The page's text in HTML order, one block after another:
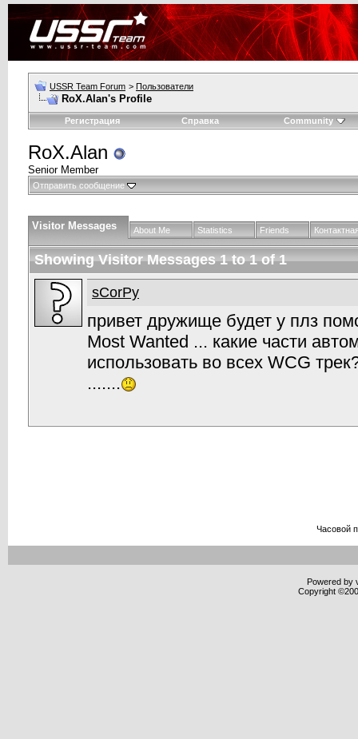
USSR Team Forum > Пользователи
RoX.Alan's Profile
Регистрация Справка Community
RoX.Alan
Senior Member
Отправить сообщение
Visitor Messages About Me Statistics Friends
Showing Visitor Messages 1 to1of1
sCorPy
привет дружище будет у плз
Most Wanted ... какие части
использовать во всех WCG
.......
Часовой
Powered by
Copyright